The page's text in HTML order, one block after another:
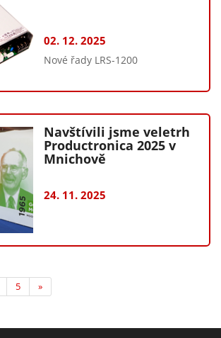
02. 12. 2025
Nové řady LRS-1200
Navštívili jsme veletrh
Productronica 2025 v
Mnichově
24. 11. 2025
5 »